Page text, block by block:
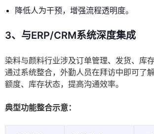
降低人为干预，增强流程透明度。
3、与ERP/CRM系统深度集成
染料与颜料行业涉及订单管理、发货、库
通过系统整合，外勤人员在拜访中即可了
额度、库存状态，提高沟通效率。
典型功能整合示意：